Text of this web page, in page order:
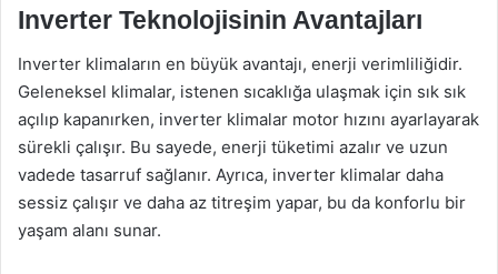
Inverter Teknolojisinin Avantajları
Inverter klimaların en büyük avantajı, enerji verimliliğidir.
Geleneksel klimalar, istenen sıcaklığa ulaşmak için sık sık
açılıp kapanırken, inverter klimalar motor hızını ayarlayarak
sürekli çalışır. Bu sayede, enerji tüketimi azalır ve uzun
vadede tasarruf sağlanır. Ayrıca, inverter klimalar daha
sessiz çalışır ve daha az titreşim yapar, bu da konforlu bir
yaşam alanı sunar.